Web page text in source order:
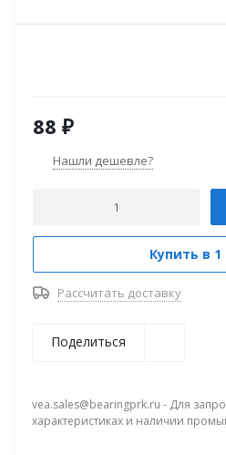
88 ₽
Нашли дешевле?
Купить в
Рассчитать доставку
Поделиться
vea.sales@bearingprk.ru - Для
характеристиках и наличии